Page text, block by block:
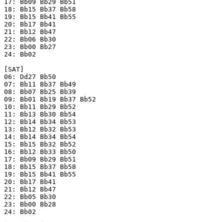
17: Bb09 Bb29 Bb51
18: Bb15 Bb37 Bb58
19: Bb15 Bb41 Bb55
20: Bb17 Bb41
21: Bb12 Bb47
22: Bb06 Bb30
23: Bb00 Bb27
24: Bb02
[SAT]
06: Dd27 Bb50
07: Bb11 Bb37 Bb49
08: Bb07 Bb25 Bb39
09: Bb01 Bb19 Bb37 Bb52
10: Bb11 Bb29 Bb52
11: Bb13 Bb30 Bb54
12: Bb14 Bb34 Bb53
13: Bb12 Bb32 Bb53
14: Bb14 Bb34 Bb54
15: Bb15 Bb32 Bb52
16: Bb12 Bb33 Bb50
17: Bb09 Bb29 Bb51
18: Bb15 Bb37 Bb58
19: Bb15 Bb41 Bb55
20: Bb17 Bb41
21: Bb12 Bb47
22: Bb05 Bb30
23: Bb00 Bb28
24: Bb02